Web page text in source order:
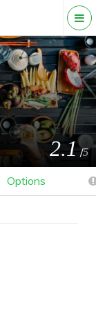
2.1 /5
Options